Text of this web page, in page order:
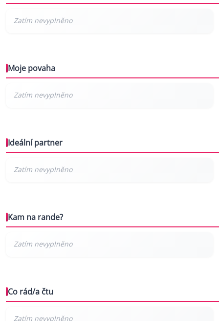
Moje povaha
Ideální partner
Kam na rande?
Co rád/a čtu